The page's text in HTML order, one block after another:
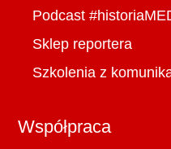
Podcast
Sklep reportera
Szkolenia z
Współpraca